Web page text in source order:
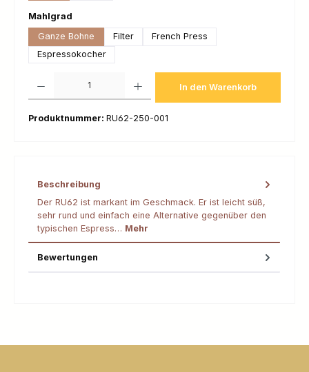
Mahlgrad
Ganze Bohne
Filter
French Press
Espressokocher
In den Warenkorb
Produktnummer: RU62-250-001
Beschreibung
Der RU62 ist markant im Geschmack. Er ist leicht süß,
sehr rund und einfach eine Alternative gegenüber den
typischen Espress… Mehr
Bewertungen